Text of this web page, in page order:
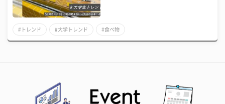
#トレンド #大学トレンド #食べ物